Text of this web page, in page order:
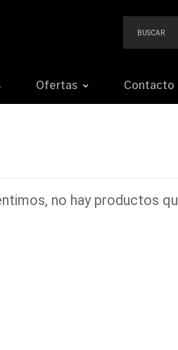
Ofertas Contacto
no hay productos